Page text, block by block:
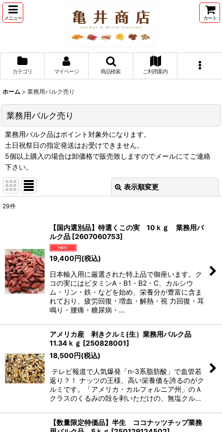
メニュー カート
カテゴリ マイページ 商品検索 ご利用案内
ホーム > 業務用バルク売り
業務用バルク売り
業務用バルク品はポイント対象外になります。
土日祝祭日の指定発送はお受けできません。
5個以上購入の場合は卸価格で販売致しますのでメールにてご連絡
下さい。
表示順変更
絞り込む
29件
【国内選別品】特選くこの実 10ｋｇ 業務用バ
ルク品 [2607060753]
19,400円(税込)
日本輸入用に厳選された特上品で御座います。ク
コの実にはビタミンA・B1・B2・C、カルシウ
ム・リン・鉄・などを始め、栄養分が豊富に含ま
れており、疲労回復・増血・解熱・視 力回復・耳
鳴り・腰痛・糖尿病・…
アメリカ産 剥きクルミ(生）業務用バルク品
11.34ｋｇ [250828001]
18,500円(税込)
テレビ報道で人気爆発「n-3系脂肪酸」で血管若
返り？！ ナッツの王様、高い栄養価を誇るのがク
ルミです。「アメリカ・カルフォルニア州」のＡ
クラスのくるみの殻を剥いただけの、無塩クル…
【数量限定特価品】半生 ココナッツチップ業務